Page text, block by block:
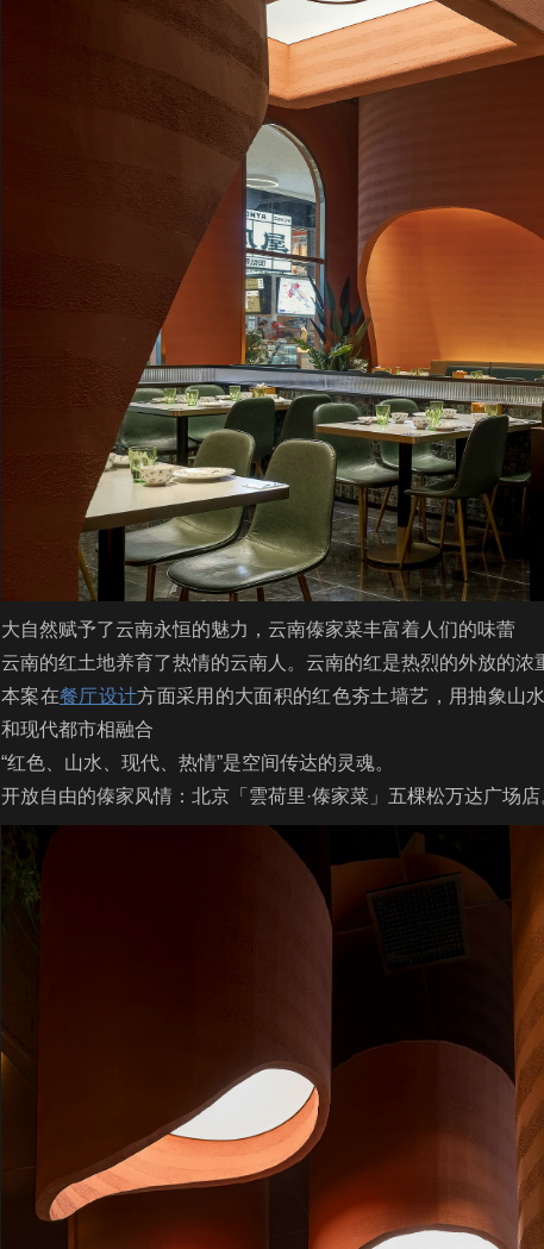
大自然赋予了云南永恒的魅力，云南傣家菜丰富着人们的味蕾
云南的红土地养育了热情的云南人。云南的红是热烈的外放的浓
本案在餐厅设计方面采用的大面积的红色夯土墙艺，用抽象山
和现代都市相融合
“红色、山水、现代、热情”是空间传达的灵魂。
开放自由的傣家风情：北京「雲荷里·傣家菜」五棵松万达广场店